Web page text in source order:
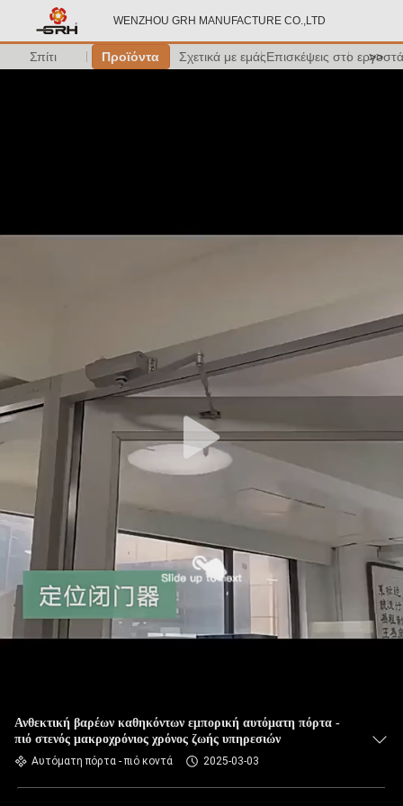
WENZHOU GRH MANUFACTURE CO.,LTD
Σπίτι Προϊόντα Σχετικά με εμάςΕπισκέψεις στο >>
Ανθεκτική βαρέων καθηκόντων εμπορική αυτόματη πόρτα -
πιό στενός μακροχρόνιος χρόνος ζωής υπηρεσιών
Αυτόματη πόρτα - πιό κοντά 2025-03-03